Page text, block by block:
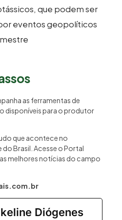
que podem ser
eventos geopolíticos
as ferramentas de
disponíveis para o produtor
que acontece no
Brasil. Acesse o Portal
melhores notícias do campo
Diógenes